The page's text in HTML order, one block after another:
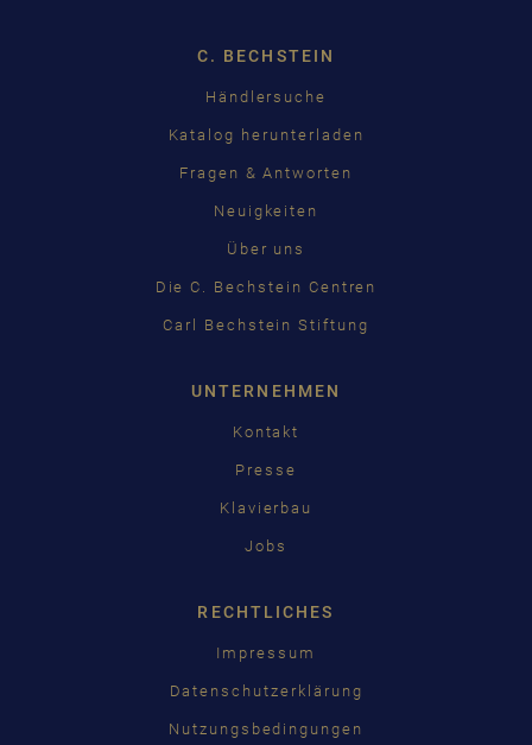
C. BECHSTEIN
Händlersuche
Katalog herunterladen
Fragen & Antworten
Neuigkeiten
Über uns
Die C. Bechstein Centren
Carl Bechstein Stiftung
UNTERNEHMEN
Kontakt
Presse
Klavierbau
Jobs
RECHTLICHES
Impressum
Datenschutzerklärung
Nutzungsbedingungen